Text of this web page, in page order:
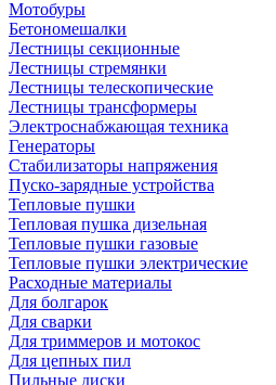
Мотобуры
Бетономешалки
Лестницы секционные
Лестницы стремянки
Лестницы телескопические
Лестницы трансформеры
Электроснабжающая техника
Генераторы
Стабилизаторы напряжения
Пуско-зарядные устройства
Тепловые пушки
Тепловая пушка дизельная
Тепловые пушки газовые
Тепловые пушки электрические
Расходные материалы
Для болгарок
Для сварки
Для триммеров и мотокос
Для цепных пил
Пильные диски